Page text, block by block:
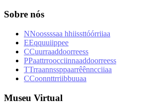
Sobre nós
NNoossssaa hhiissttóórriiaa
EEqquuiippee
CCuurraaddoorreess
PPaattrroocciinnaaddoorreess
TTrraannssppaarrêênncciiaa
CCoonnttrriibbuuaa
Museu Virtual